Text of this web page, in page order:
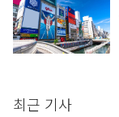
최근 기사